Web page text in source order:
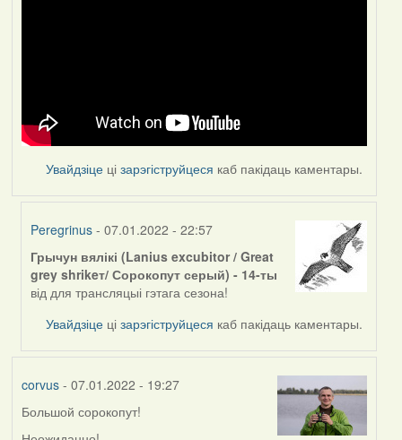
Увайдзіце цізарэгіструйцеся каб пакідаць каментары.
Peregrinus - 07.01.2022 - 22:57
In
reply
to
Грычун вялікі (Lanius excubitor / Great
grey shrikeт/ Сорокопут серый) - 14-ты
від для трансляцыі гэтага сезона!
Увайдзіце цізарэгіструйцеся каб пакідаць каментары.
corvus- 07.01.2022 - 19:27
Большой сорокопут!